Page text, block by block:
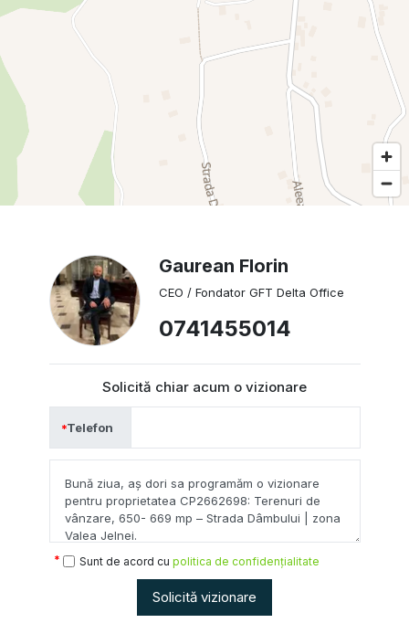
Gaurean Florin
CEO / Fondator GFT Delta Office
0741455014
Solicită chiar acum o vizionare
Telefon
Sunt de acord cu politica de confidențialitate
Solicită vizionare